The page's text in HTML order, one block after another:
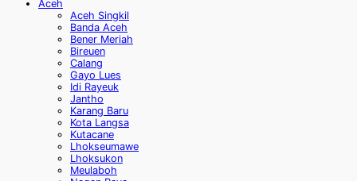
Aceh
Aceh Singkil
Banda Aceh
Bener Meriah
Bireuen
Calang
Gayo Lues
Idi Rayeuk
Jantho
Karang Baru
Kota Langsa
Kutacane
Lhokseumawe
Lhoksukon
Meulaboh